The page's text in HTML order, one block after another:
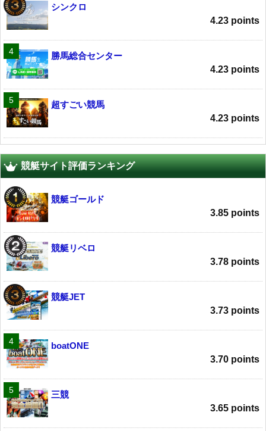
シンクロ
4.23 points
勝馬総合センター
4.23 points
超すごい競馬
4.23 points
競艇サイト評価ランキング
競艇ゴールド
3.85 points
競艇リベロ
3.78 points
競艇JET
3.73 points
boatONE
3.70 points
三競
3.65 points